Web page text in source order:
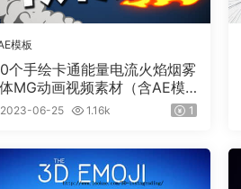
模板
个手绘卡通能量电流火焰烟雾
MG动画视频素材（含AE模
程）有透明通道
2023-06-25 1.16k 1